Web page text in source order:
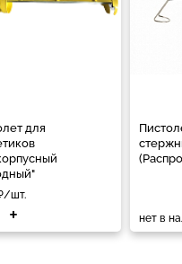
для
шт.
+ нет в